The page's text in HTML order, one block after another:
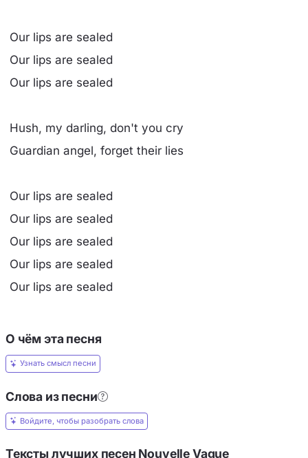
Our lips are sealed
Our lips are sealed
Our lips are sealed
Hush, my darling, don't you cry
Guardian angel, forget their lies
Our lips are sealed
Our lips are sealed
Our lips are sealed
Our lips are sealed
Our lips are sealed
О чём эта песня
Узнать смысл песни
Слова из песни
Войдите, чтобы разобрать слова
Тексты лучших песен Nouvelle Vague